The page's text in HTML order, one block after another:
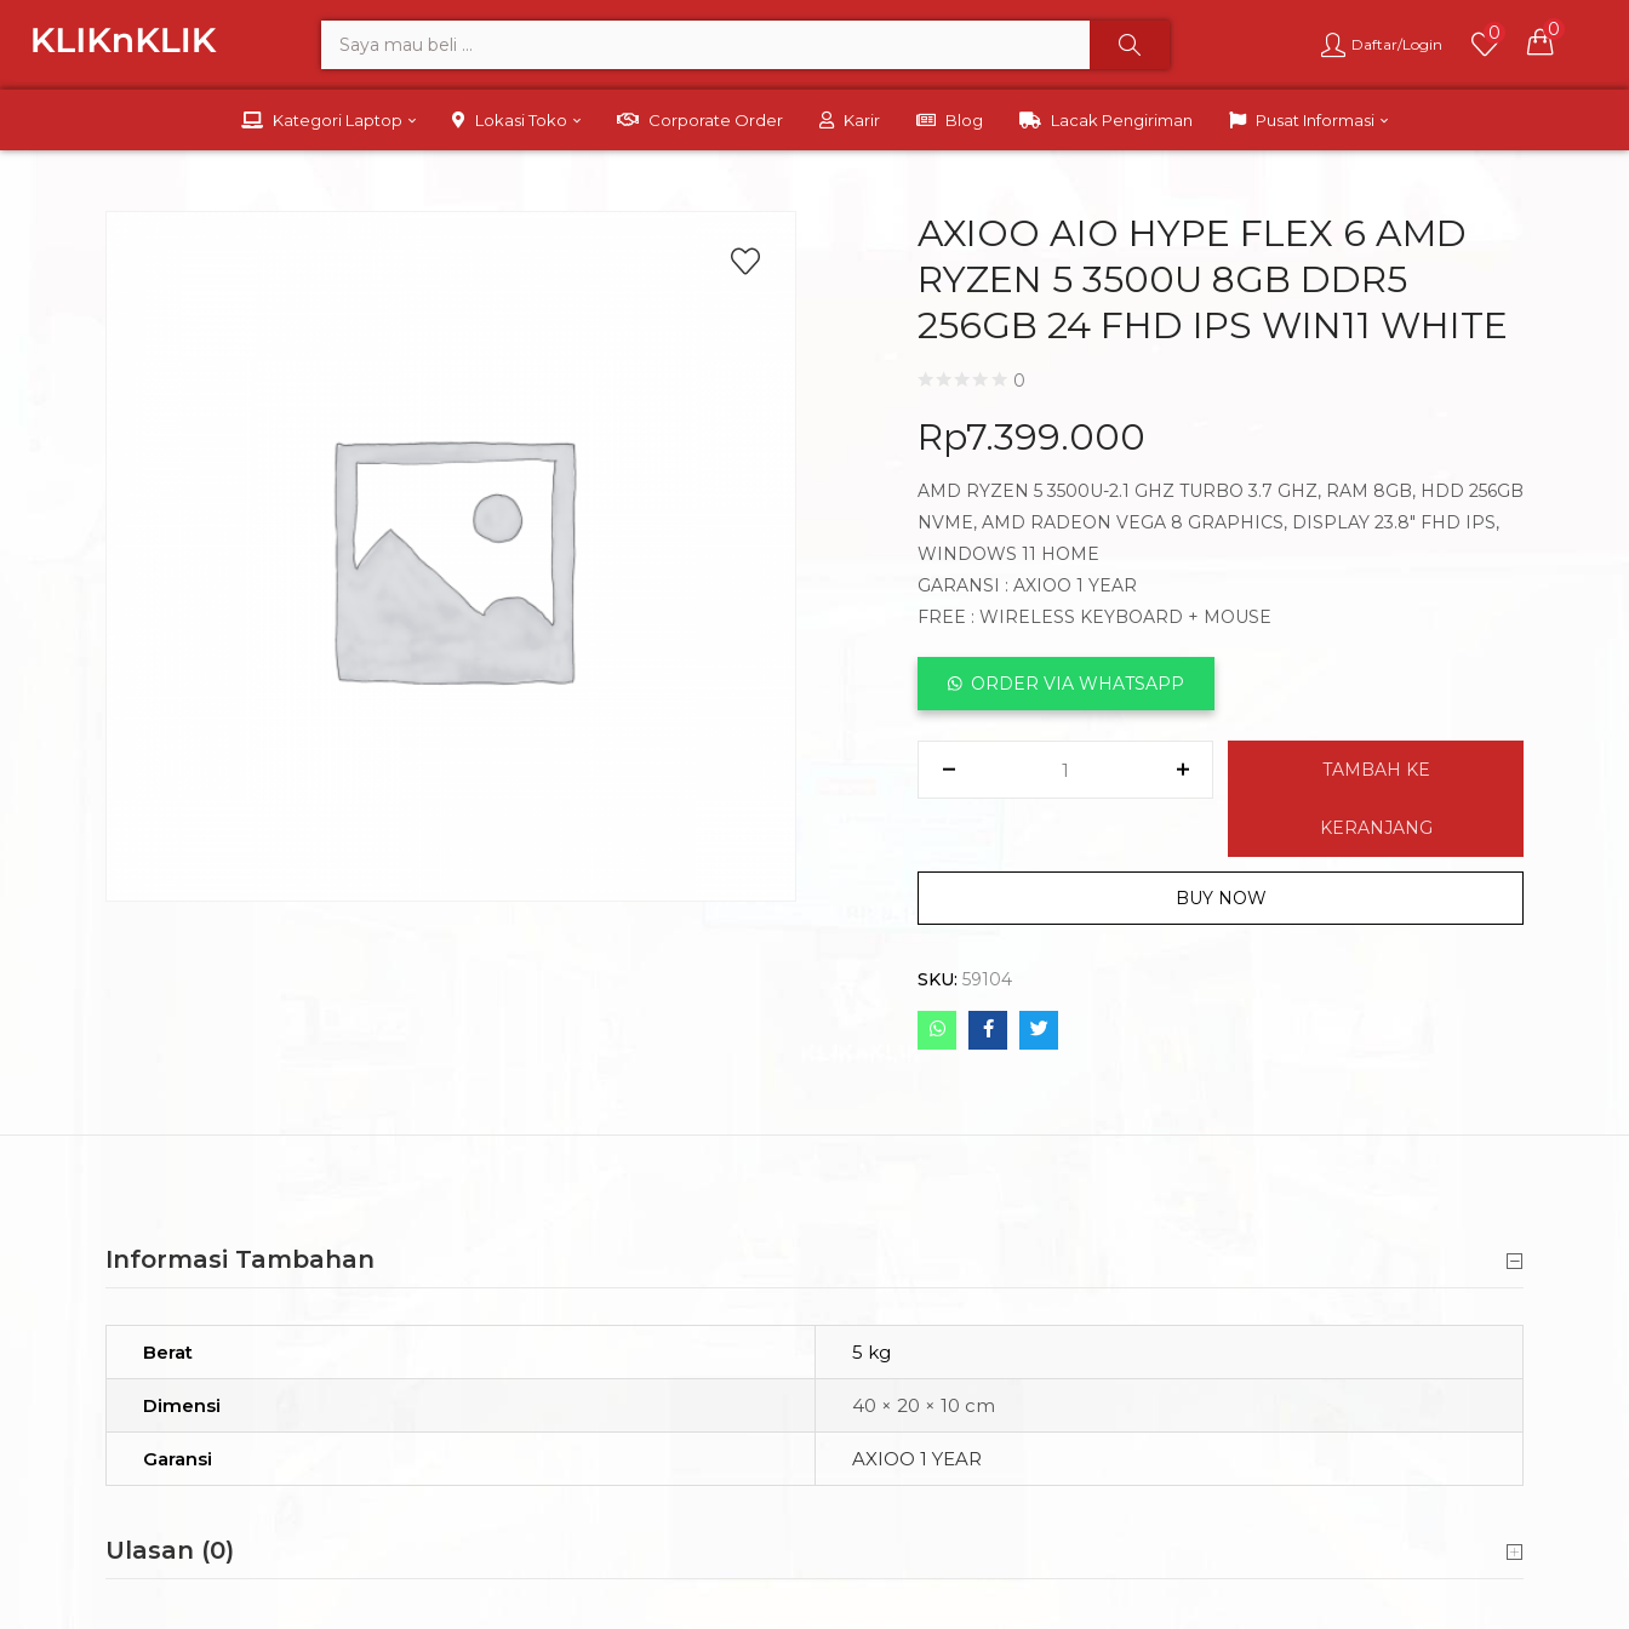
Daftar/Login
0 0
Kategori Laptop Lokasi Toko Corporate Order Karir Blog Lacak Pengiriman Pusat Informasi
AXIOO AIO HYPE FLEX 6 AMD
RYZEN 5 3500U 8GB DDR5
256GB 24 FHD IPS WIN11 WHITE
0
Rp7.399.000
AMD RYZEN 5 3500U-2.1 GHZ TURBO 3.7 GHZ, RAM 8GB, HDD 256GB
NVME, AMD RADEON VEGA 8 GRAPHICS, DISPLAY 23.8″ FHD IPS,
WINDOWS 11 HOME
GARANSI : AXIOO 1 YEAR
FREE : WIRELESS KEYBOARD + MOUSE
ORDER VIA WHATSAPP
TAMBAH KE
KERANJANG
BUY NOW
SKU: 59104
Informasi Tambahan
Berat 5 kg
Dimensi 40 × 20 × 10 cm
Garansi AXIOO 1 YEAR
Ulasan (0)